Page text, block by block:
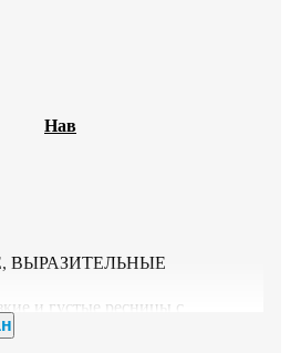
Нав
ВЫРАЗИТЕЛЬНЫЕ
и густые ресницы с
с эффектом ошеломительного